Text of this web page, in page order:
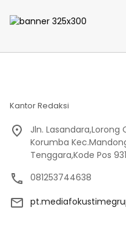
Pinus Latimojong
Kantor Redaksi
Jln. Lasandara,Lorong
Korumba
Tenggara,Kode Pos
081253744638